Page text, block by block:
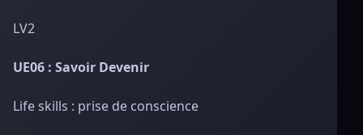
LV2
UE06 : Savoir Devenir
Life skills : prise de conscience